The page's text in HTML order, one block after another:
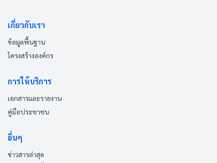
เกี่ยวกับเรา
ข้อมูลพื้นฐาน
โครงสร้างองค์กร
การให้บริการ
เอกสารและรายงาน
คู่มือประชาชน
อื่นๆ
ข่าวสารล่าสุด